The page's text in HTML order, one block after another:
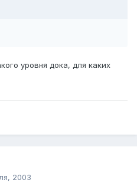
уровня дока, для каких
2003